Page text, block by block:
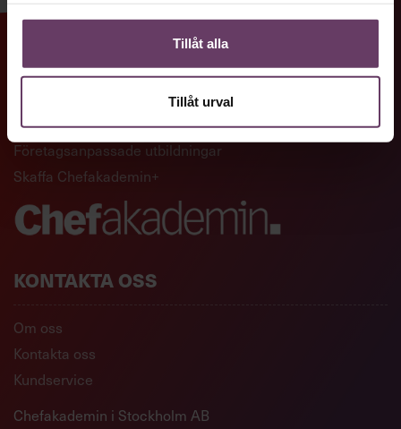
Tillåt alla
Tillåt urval
Ledarskapsutbildningar
Företagsanpassade utbildningar
Skaffa Chefakademin+
KONTAKTA OSS
Om oss
Kontakta oss
Kundservice
Chefakademin i Stockholm AB